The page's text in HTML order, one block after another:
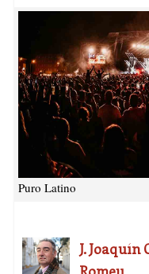
Puro Latino
J. Joaquín